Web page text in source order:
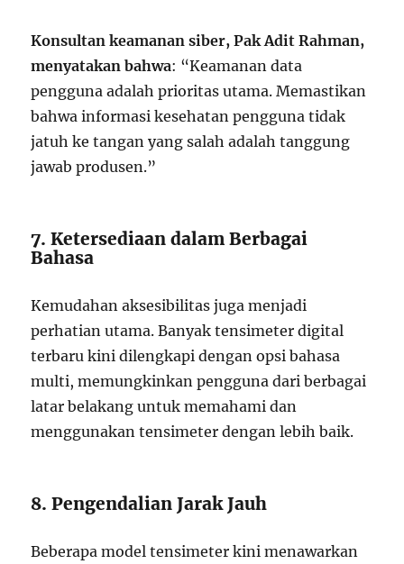
Konsultan keamanan siber, Pak Adit Rahman,
menyatakan bahwa: “Keamanan data
pengguna adalah prioritas utama. Memastikan
bahwa informasi kesehatan pengguna tidak
jatuh ke tangan yang salah adalah tanggung
jawab produsen.”
7. Ketersediaan dalam Berbagai
Bahasa
Kemudahan aksesibilitas juga menjadi
perhatian utama. Banyak tensimeter digital
terbaru kini dilengkapi dengan opsi bahasa
multi, memungkinkan pengguna dari berbagai
latar belakang untuk memahami dan
menggunakan tensimeter dengan lebih baik.
8. Pengendalian Jarak Jauh
Beberapa model tensimeter kini menawarkan